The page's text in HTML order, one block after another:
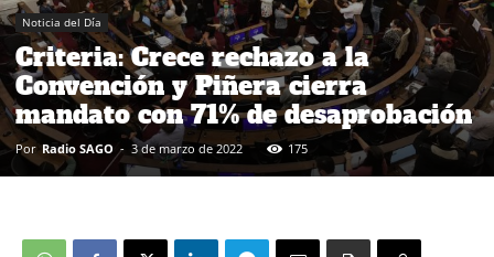
Noticia del Día
Criteria: Crece rechazo a la
Convención y Piñera cierra
mandato con 71% de desaprobación
Por Radio SAGO - 3 de marzo de 2022 175